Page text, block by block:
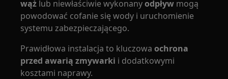
wąż lub niewłaściwie wykonanyodpływ mogą
powodować cofanie się wody i uruchomienie
systemu zabezpieczającego.
Prawidłowa instalacja to kluczowaochrona
przed awarią zmywarki i dodatkowymi
kosztami naprawy.